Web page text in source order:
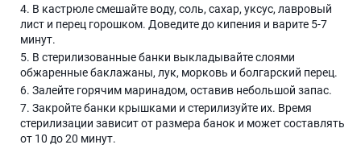
В кастрюле смешайте воду, соль, сахар, уксус, лавровый
лист и перец горошком. Доведите до кипения и варите 5-7
минут.
В стерилизованные банки выкладывайте слоями
обжаренные баклажаны, лук, морковь и болгарский перец.
Залейте горячим маринадом, оставив небольшой запас.
Закройте банки крышками и стерилизуйте их. Время
стерилизации зависит от размера банок и может составлять
от 10 до 20 минут.